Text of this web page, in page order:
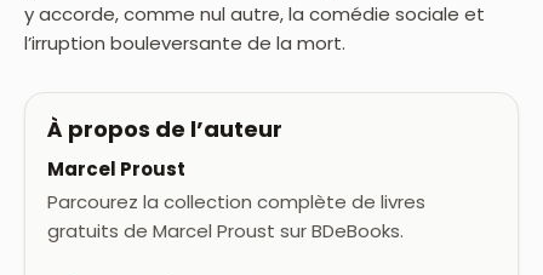
y accorde, comme nul autre, la comédie sociale et
l’irruption bouleversante de la mort.
À propos de l’auteur
Marcel Proust
Parcourez la collection complète de livres
gratuits de Marcel Proust sur BDeBooks.